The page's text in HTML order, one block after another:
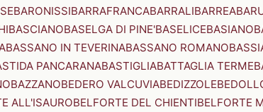
BARONISSIBARRAFRANCABARRALIBARREA
BASCIANOBASELGA DI PINE'BASELICEBASIANO
BASSANO IN TEVERINABASSANO ROMANO
PANCARANABASTIGLIABATTAGLIA TERME
BAZZANOBEDERO VALCUVIABEDIZZOLE
ALL'ISAUROBELFORTE DEL CHIENTIBELFORTE